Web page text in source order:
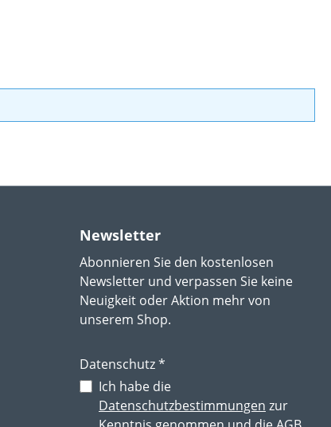
Newsletter
Abonnieren Sie den kostenlosen
Newsletter und verpassen Sie keine
Neuigkeit oder Aktion mehr von
unserem Shop.
Datenschutz *
Ich habe die
Datenschutzbestimmungen zur